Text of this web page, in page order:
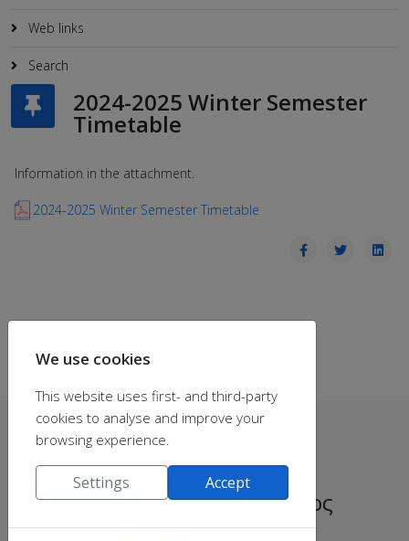
Web links
Search
2024-2025 Winter Semester
Timetable
Information in the attachment.
2024-2025 Winter Semester Timetable
Λίστα ανακοινώσεων Τμήματος
Χημείας
We use cookies
This website uses first- and third-party
cookies to analyse and improve your
browsing experience.
Settings Accept